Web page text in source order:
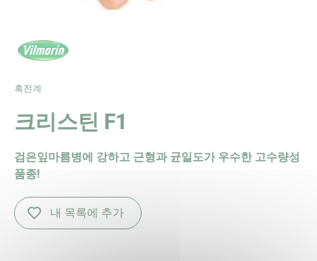
흑전계
크리스틴 F1
검은잎마름병에 강하고 근형과 균일도가 우수한 고수량성
품종!
내 목록에 추가